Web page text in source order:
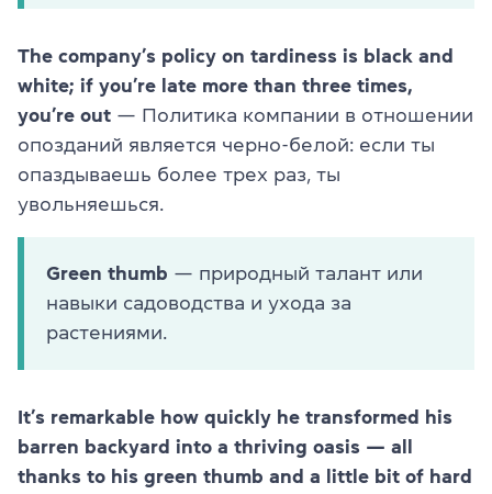
The company’s policy on tardiness is black and
white; if you’re late more than three times,
you’re out — Политика компании в отношении
опозданий является черно-белой: если ты
опаздываешь более трех раз, ты
увольняешься.
Green thumb — природный талант или
навыки садоводства и ухода за
растениями.
It’s remarkable how quickly he transformed his
barren backyard into a thriving oasis — all
thanks to his green thumb and a little bit of hard